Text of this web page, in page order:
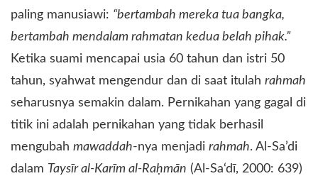
paling manusiawi: “bertambah mereka tua bangka,
bertambah mendalam rahmatan kedua belah pihak.”
Ketika suami mencapai usia 60 tahun dan istri 50
tahun, syahwat mengendur dan di saat itulah rahmah
seharusnya semakin dalam. Pernikahan yang gagal di
titik ini adalah pernikahan yang tidak berhasil
mengubah mawaddah-nya menjadi rahmah. Al-Sa’di
dalam Taysīr al-Karīm al-Raḥmān (Al-Sa‘dī, 2000: 639)